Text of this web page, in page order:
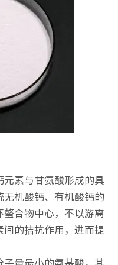
元素与甘氨酸形成的具
无机酸钙、有机酸钙的
螯合物中心，不以游离
间的拮抗作用，进而提